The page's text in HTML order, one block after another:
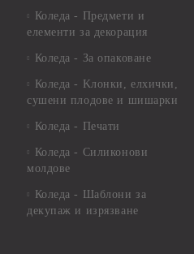
Коледа - Предмети и
елементи за декорация
Коледа - За опаковане
Коледа - Kлонки, елхички,
сушени плодове и шишарки
Коледа - Печати
Коледа - Силиконови
молдове
Коледа - Шаблони за
декупаж и изрязване